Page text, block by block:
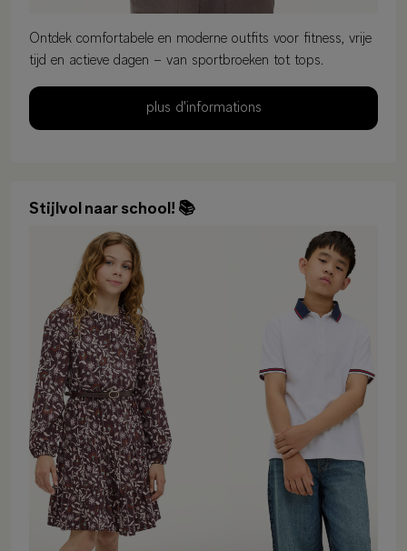
Ontdek comfortabele en moderne outfits voor fitness, vrije
tijd en actieve dagen – van sportbroeken tot tops.
plus d'informations
Stijlvol naar school! 📚